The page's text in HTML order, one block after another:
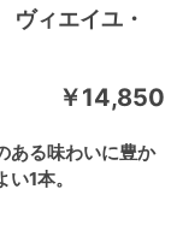
ィエイユ・
ある味わいに豊か
1本。
￥14,850